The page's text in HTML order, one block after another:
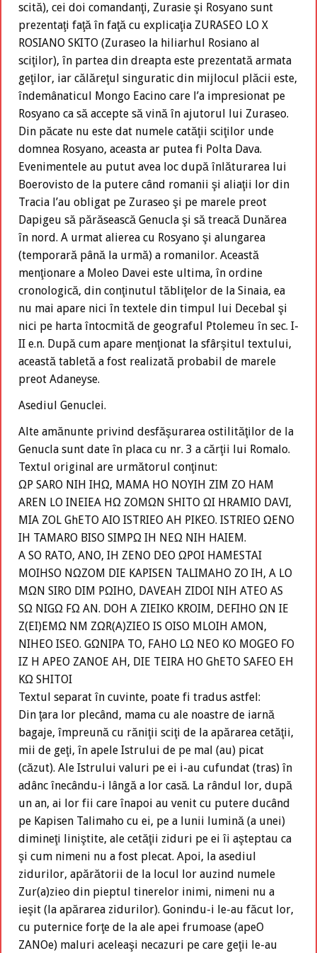
scită), cei doi comandanţi, Zurasie şi Rosyano sunt
prezentaţi faţă în faţă cu explicaţia ZURASEO LO X
ROSIANO SKITO (Zuraseo la hiliarhul Rosiano al
sciţilor), în partea din dreapta este prezentată armata
geţilor, iar călăreţul singuratic din mijlocul plăcii este,
îndemânaticul Mongo Eacino care l’a impresionat pe
Rosyano ca să accepte să vină în ajutorul lui Zuraseo.
Din păcate nu este dat numele catăţii sciţilor unde
domnea Rosyano, aceasta ar putea fi Polta Dava.
Evenimentele au putut avea loc după înlăturarea lui
Boerovisto de la putere când romanii şi aliaţii lor din
Tracia l’au obligat pe Zuraseo şi pe marele preot
Dapigeu să părăsească Genucla şi să treacă Dunărea
în nord. A urmat alierea cu Rosyano şi alungarea
(temporară până la urmă) a romanilor. Această
menţionare a Moleo Davei este ultima, în ordine
cronologică, din conţinutul tăbliţelor de la Sinaia, ea
nu mai apare nici în textele din timpul lui Decebal şi
nici pe harta întocmită de geograful Ptolemeu în sec. I-
II e.n. După cum apare menţionat la sfârşitul textului,
această tabletă a fost realizată probabil de marele
preot Adaneyse.
Asediul Genuclei.
Alte amănunte privind desfăşurarea ostilităţilor de la
Genucla sunt date în placa cu nr. 3 a cărţii lui Romalo.
Textul original are următorul conţinut:
ΩP SARO NIH IHΩ, MAMA HO NOYIH ZIM ZO HAM
AREN LO INEIEA HΩ ZOMΩN SHITO ΩI HRAMIO DAVI,
MIA ZOL GhETO AIO ISTRIEO AH PIKEO. ISTRIEO ΩENO
IH TAMARO BISO SIMPΩ IH NEΩ NIH HAIEM.
A SO RATO, ANO, IH ZENO DEO ΩPOI HAMESTAI
MOIHSO NΩZOM DIE KAPISEN TALIMAHO ZO IH, A LO
MΩN SIRO DIM PΩIHO, DAVEAH ZIDOI NIH ATEO AS
SΩ NIGΩ FΩ AN. DOH A ZIEIKO KROIM, DEFIHO ΩN IE
Z(EI)EMΩ NM ZΩR(A)ZIEO IS OISO MLOIH AMON,
NIHEO ISEO. GΩNIPA TO, FAHO LΩ NEO KO MOGEO FO
IZ H APEO ZANOE AH, DIE TEIRA HO GhETO SAFEO EH
KΩ SHITOI
Textul separat în cuvinte, poate fi tradus astfel:
Din ţara lor plecând, mama cu ale noastre de iarnă
bagaje, împreună cu răniţii sciţi de la apărarea cetăţii,
mii de geţi, în apele Istrului de pe mal (au) picat
(căzut). Ale Istrului valuri pe ei i-au cufundat (tras) în
adânc înecându-i lângă a lor casă. La rândul lor, după
un an, ai lor fii care înapoi au venit cu putere ducând
pe Kapisen Talimaho cu ei, pe a lunii lumină (a unei)
dimineţi liniştite, ale cetăţii ziduri pe ei îi aşteptau ca
şi cum nimeni nu a fost plecat. Apoi, la asediul
zidurilor, apărătorii de la locul lor auzind numele
Zur(a)zieo din pieptul tinerelor inimi, nimeni nu a
ieşit (la apărarea zidurilor). Gonindu-i le-au făcut lor,
cu puternice forţe de la ale apei frumoase (apeO
ZANOe) maluri aceleaşi necazuri pe care geţii le-au